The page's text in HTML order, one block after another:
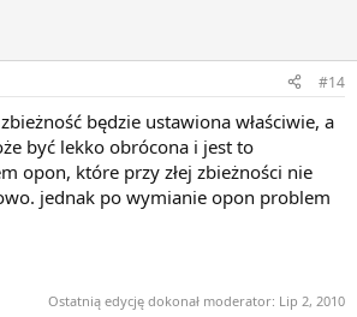
#14
będzie ustawiona właściwie, a
być lekko obrócona i jest to
opon, które przy złej zbieżności nie
jednak po wymianie opon problem
Ostatnią edycję dokonał moderator: Lip 2, 2010